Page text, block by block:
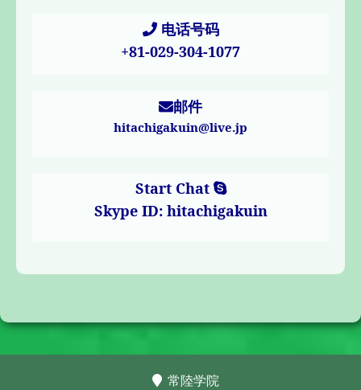
电话号码
+81-029-304-1077
邮件
hitachigakuin@live.jp
Start Chat
Skype ID: hitachigakuin
常陸学院